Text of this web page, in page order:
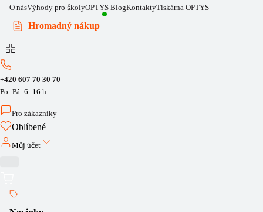
O násVýhody pro školyOPTYS BlogKontaktyTiskárna OPTYS
Hromadný nákup
+420 607 70 30 70
Po–Pá: 6–16 h
Pro zákazníky
Oblíbené
Můj účet